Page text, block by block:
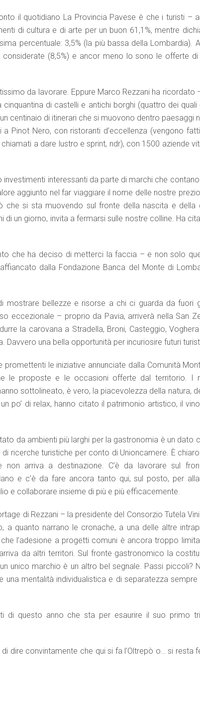
il quotidiano La Provincia Pavese è che i turisti –
di cultura e di arte per un buon 61,1%, mentre
percentuale: 3,5% (la più bassa della Lombardia).
(8,5%) e ancor meno lo sono le offerte di
da lavorare. Eppure Marco Rezzani ha ricordato
di castelli e antichi borghi (quattro dei
centinaio di itinerari che si muovono dentro paesaggi
Pinot Nero, con ristoranti d’eccellenza (vengono
a dare lustro e sprint, ndr), con 1500 aziende
interessanti da parte di marchi che
aggiunto nel far viaggiare il nome delle nostre
si sta muovendo sul fronte della nascita e della
di un giorno, invita a fermarsi sulle nostre colline. Ha
che ha deciso di metterci la faccia – e non solo
dalla Fondazione Banca del Monte di
mostrare bellezze e risorse a chi ci guarda da fuori
eccezionale – proprio da Pavia, arriverà nella San
la carovana a Stradella, Broni, Casteggio,
Davvero una bella opportunità per incuriosire futuri
le iniziative annunciate dalla Comunità
le proposte e le occasioni offerte dal territorio. I
sottolineato, è vero, la piacevolezza della natura,
po’ di relax, hanno citato il patrimonio artistico, il
da ambienti più larghi per la gastronomia è un dato
ricerche turistiche per conto di Unioncamere. È chiaro
arriva a destinazione. C’è da lavorare sul
e c’è da fare ancora tanto qui, sul posto, per
e collaborare insieme di più e più efficacemente.
di Rezzani – la presidente del Consorzio Tutela
a quanto narrano le cronache, a una delle altre
l’adesione a progetti comuni è ancora troppo
da altri territori. Sul fronte gastronomico la
unico marchio è un altro bel segnale. Passi piccoli?
mentalità individualistica e di separatezza sempre
di questo anno che sta per esaurire il suo primo
dire convintamente che qui si fa l’Oltrepò o… si resta